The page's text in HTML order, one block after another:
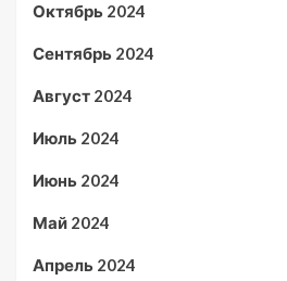
Октябрь 2024
Сентябрь 2024
Август 2024
Июль 2024
Июнь 2024
Май 2024
Апрель 2024